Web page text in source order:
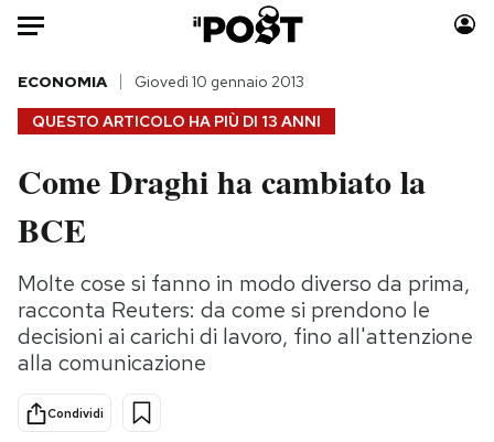
Auto
HOME
Italia
Politica
Tecnologia
Internet
Scienza
Cultura
Economia
Moda
Storie/Idee
Ok Boomer!
Media
QUESTO ARTICOLO HA PIÙ DI 13 ANNI
ECONOMIA Giovedì 10 gennaio 2013
Come Draghi ha cambiato la
BCE
Molte cose si fanno in modo diverso da prima,
racconta Reuters: da come si prendono le
decisioni ai carichi di lavoro, fino all'attenzione
alla comunicazione
Condividi